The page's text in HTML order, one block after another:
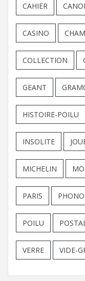
CAHIER
CASINO
COLLECTION
GEANT
HISTOIRE-POILU
INSOLITE
MICHELIN
PARIS
POILU
VERRE VIDE-